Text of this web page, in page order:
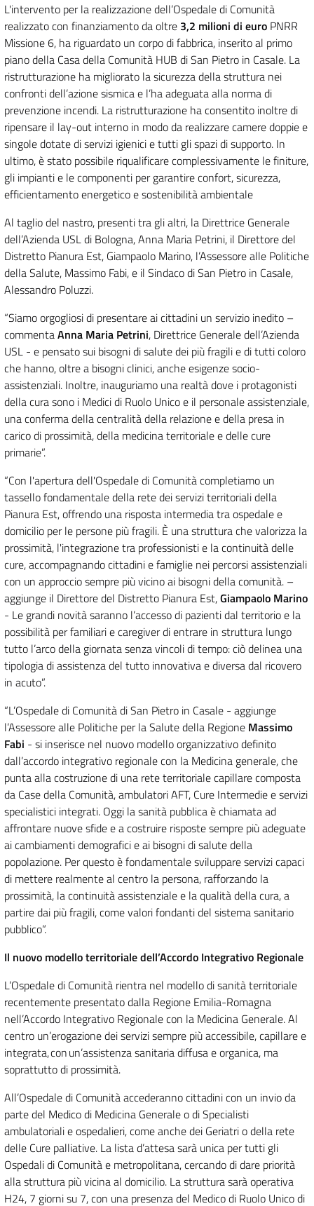
L'intervento per la realizzazione dell’Ospedale di Comunità
realizzato con finanziamento da oltre 3,2 milioni di euro PNRR
Missione 6, ha riguardato un corpo di fabbrica, inserito al primo
piano della Casa della Comunità HUB di San Pietro in Casale. La
ristrutturazione ha migliorato la sicurezza della struttura nei
confronti dell’azione sismica e l’ha adeguata alla norma di
prevenzione incendi. La ristrutturazione ha consentito inoltre di
ripensare il lay-out interno in modo da realizzare camere doppie e
singole dotate di servizi igienici e tutti gli spazi di supporto. In
ultimo, è stato possibile riqualificare complessivamente le finiture,
gli impianti e le componenti per garantire confort, sicurezza,
efficientamento energetico e sostenibilità ambientale
Al taglio del nastro, presenti tra gli altri, la Direttrice Generale
dell’Azienda USL di Bologna, Anna Maria Petrini, il Direttore del
Distretto Pianura Est, Giampaolo Marino, l’Assessore alle Politiche
della Salute, Massimo Fabi, e il Sindaco di San Pietro in Casale,
Alessandro Poluzzi.
“Siamo orgogliosi di presentare ai cittadini un servizio inedito –
commentaAnna Maria Petrini, Direttrice Generale dell’Azienda
USL - e pensato sui bisogni di salute dei più fragili e di tutti coloro
che hanno, oltre a bisogni clinici, anche esigenze socio-
assistenziali. Inoltre, inauguriamo una realtà dove i protagonisti
della cura sono i Medici di Ruolo Unico e il personale assistenziale,
una conferma della centralità della relazione e della presa in
carico di prossimità, della medicina territoriale e delle cure
primarie”.
“Con l'apertura dell'Ospedale di Comunità completiamo un
tassello fondamentale della rete dei servizi territoriali della
Pianura Est, offrendo una risposta intermedia tra ospedale e
domicilio per le persone più fragili. È una struttura che valorizza la
prossimità, l'integrazione tra professionisti e la continuità delle
cure, accompagnando cittadini e famiglie nei percorsi assistenziali
con un approccio sempre più vicino ai bisogni della comunità. –
aggiunge il Direttore del Distretto Pianura Est,Giampaolo Marino
- Le grandi novità saranno l’accesso di pazienti dal territorio e la
possibilità per familiari e caregiver di entrare in struttura lungo
tutto l’arco della giornata senza vincoli di tempo: ciò delinea una
tipologia di assistenza del tutto innovativa e diversa dal ricovero
in acuto”.
“L’Ospedale di Comunità di San Pietro in Casale - aggiunge
l’Assessore alle Politiche per la Salute della Regione Massimo
Fabi - si inserisce nel nuovo modello organizzativo definito
dall’accordo integrativo regionale con la Medicina generale, che
punta alla costruzione di una rete territoriale capillare composta
da Case della Comunità, ambulatori AFT, Cure Intermedie e servizi
specialistici integrati. Oggi la sanità pubblica è chiamata ad
affrontare nuove sfide e a costruire risposte sempre più adeguate
ai cambiamenti demografici e ai bisogni di salute della
popolazione. Per questo è fondamentale sviluppare servizi capaci
di mettere realmente al centro la persona, rafforzando la
prossimità, la continuità assistenziale e la qualità della cura, a
partire dai più fragili, come valori fondanti del sistema sanitario
pubblico”.
Il nuovo modello territoriale dell’Accordo Integrativo Regionale
L’Ospedale di Comunità rientra nel modello di sanità territoriale
recentemente presentato dalla Regione Emilia-Romagna
nell’Accordo Integrativo Regionale con la Medicina Generale. Al
centro un’erogazione dei servizi sempre più accessibile, capillare e
integrata, con un’assistenza sanitaria diffusa e organica, ma
soprattutto di prossimità.
All’Ospedale di Comunità accederanno cittadini con un invio da
parte del Medico di Medicina Generale o di Specialisti
ambulatoriali e ospedalieri, come anche dei Geriatri o della rete
delle Cure palliative. La lista d’attesa sarà unica per tutti gli
Ospedali di Comunità e metropolitana, cercando di dare priorità
alla struttura più vicina al domicilio. La struttura sarà operativa
H24, 7 giorni su 7, con una presenza del Medico di Ruolo Unico di